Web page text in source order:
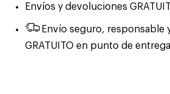
Envíos y devoluciones
Envío seguro, responsable
GRATUITO en punto de